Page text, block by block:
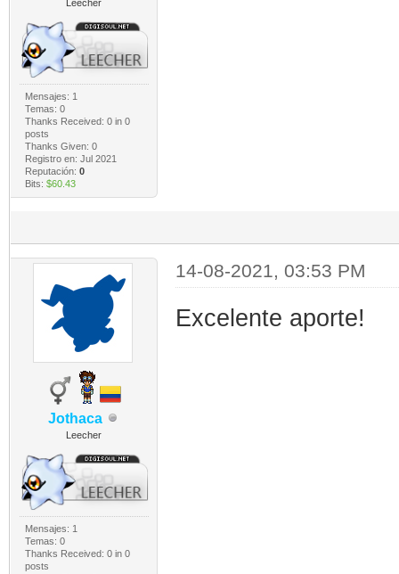
Leecher
Mensajes: 1
Temas: 0
Thanks Received: 0in 0
posts
Thanks Given: 0
Registro en: Jul 2021
Reputación: 0
Bits: $60.43
Jothaca
Leecher
Mensajes: 1
Temas: 0
Thanks Received: 0in 0
posts
14-08-2021, 03:53 PM
Excelente aporte!